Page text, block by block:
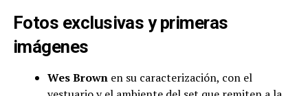
Fotos exclusivas y primeras
imágenes
Wes Brownen su caracterización, con el